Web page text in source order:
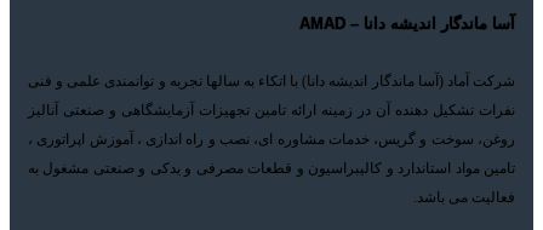
آسا ماندگار اندیشه دانا – AMAD
شرکت آماد (آسا ماندگار اندیشه دانا) با اتکاء به سالها تجربه و توانمندی علمی و فنی
نفرات تشکیل دهنده آن در زمینه ارائه تامین تجهیزات آزمایشگاهی و صنعتی آنالیز
روغن، سوخت و گریس، خدمات مشاوره ای، نصب و راه اندازی ، آموزش اپراتوری ،
تامین مواد استاندارد و کالیبراسیون و قطعات مصرفی و یدکی و صنعتی مشغول به
فعالیت می باشد.